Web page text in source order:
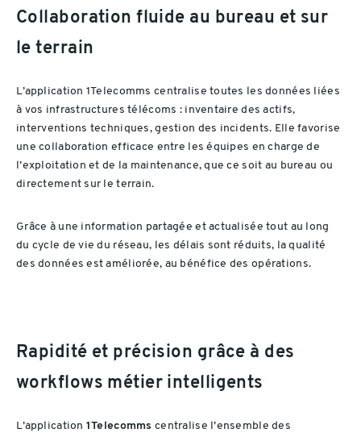
Collaboration fluide au bureau et sur
le terrain
L’application 1Telecomms centralise toutes les données liées
à vos infrastructures télécoms : inventaire des actifs,
interventions techniques, gestion des incidents. Elle favorise
une collaboration efficace entre les équipes en charge de
l’exploitation et de la maintenance, que ce soit au bureau ou
directement sur le terrain.
Grâce à une information partagée et actualisée tout au long
du cycle de vie du réseau, les délais sont réduits, la qualité
des données est améliorée, au bénéfice des opérations.
Rapidité et précision grâce à des
workflows métier intelligents
L’application 1Telecomms centralise l’ensemble des